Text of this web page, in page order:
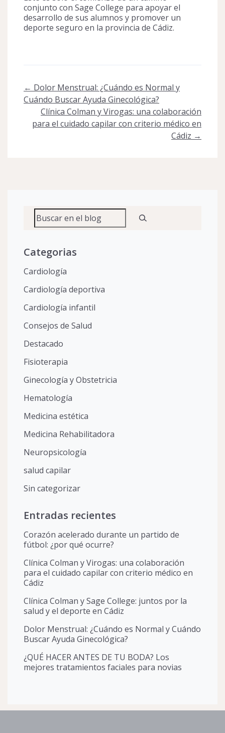
conjunto con Sage College para apoyar el
desarrollo de sus alumnos y promover un
deporte seguro en la provincia de Cádiz.
Post
navigation
← Dolor Menstrual: ¿Cuándo es Normal y
Cuándo Buscar Ayuda Ginecológica?
Clínica Colman y Virogas: una colaboración
para el cuidado capilar con criterio médico en
Cádiz →
Buscar
Categorias
Cardiología
Cardiología deportiva
Cardiología infantil
Consejos de Salud
Destacado
Fisioterapia
Ginecología y Obstetricia
Hematología
Medicina estética
Medicina Rehabilitadora
Neuropsicología
salud capilar
Sin categorizar
Entradas recientes
Corazón acelerado durante un partido de
fútbol: ¿por qué ocurre?
Clínica Colman y Virogas: una colaboración
para el cuidado capilar con criterio médico en
Cádiz
Clínica Colman y Sage College: juntos por la
salud y el deporte en Cádiz
Dolor Menstrual: ¿Cuándo es Normal y Cuándo
Buscar Ayuda Ginecológica?
¿QUÉ HACER ANTES DE TU BODA? Los
mejores tratamientos faciales para novias